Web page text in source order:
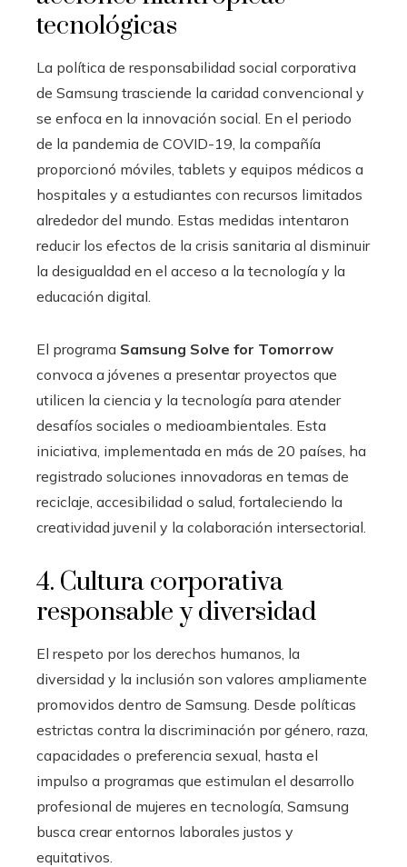
tecnológicas
La política de responsabilidad social corporativa
de Samsung trasciende la caridad convencional y
se enfoca en la innovación social. En el periodo
de la pandemia de COVID-19, la compañía
proporcionó móviles, tablets y equipos médicos a
hospitales y a estudiantes con recursos limitados
alrededor del mundo. Estas medidas intentaron
reducir los efectos de la crisis sanitaria al disminuir
la desigualdad en el acceso a la tecnología y la
educación digital.
El programa Samsung Solve for Tomorrow
convoca a jóvenes a presentar proyectos que
utilicen la ciencia y la tecnología para atender
desafíos sociales o medioambientales. Esta
iniciativa, implementada en más de 20 países, ha
registrado soluciones innovadoras en temas de
reciclaje, accesibilidad o salud, fortaleciendo la
creatividad juvenil y la colaboración intersectorial.
4. Cultura corporativa
responsable y diversidad
El respeto por los derechos humanos, la
diversidad y la inclusión son valores ampliamente
promovidos dentro de Samsung. Desde políticas
estrictas contra la discriminación por género, raza,
capacidades o preferencia sexual, hasta el
impulso a programas que estimulan el desarrollo
profesional de mujeres en tecnología, Samsung
busca crear entornos laborales justos y
equitativos.